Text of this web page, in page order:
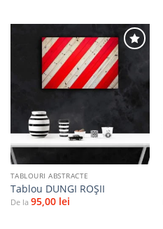
Adaugă
la
favorite
TABLOURI ABSTRACTE
Tablou DUNGI ROŞII
De la 95,00 lei